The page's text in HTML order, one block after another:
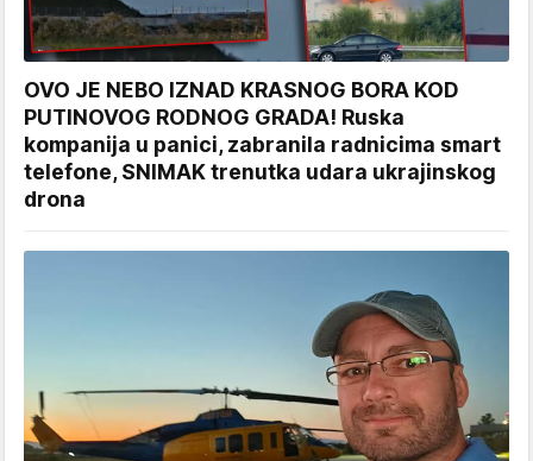
OVO JE NEBO IZNAD KRASNOG BORA KOD
PUTINOVOG RODNOG GRADA! Ruska
kompanija u panici, zabranila radnicima smart
telefone, SNIMAK trenutka udara ukrajinskog
drona